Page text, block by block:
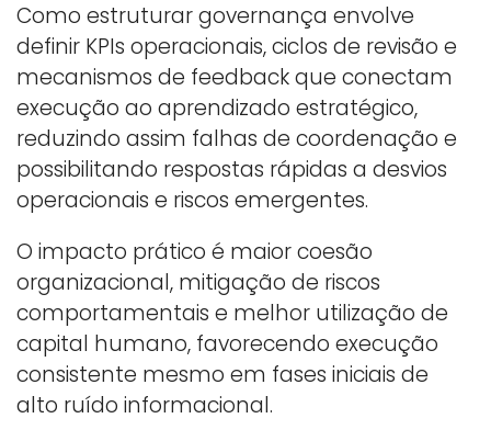
Como estruturar governança envolve
definir KPIs operacionais, ciclos de revisão e
mecanismos de feedback que conectam
execução ao aprendizado estratégico,
reduzindo assim falhas de coordenação e
possibilitando respostas rápidas a desvios
operacionais e riscos emergentes.
O impacto prático é maior coesão
organizacional, mitigação de riscos
comportamentais e melhor utilização de
capital humano, favorecendo execução
consistente mesmo em fases iniciais de
alto ruído informacional.